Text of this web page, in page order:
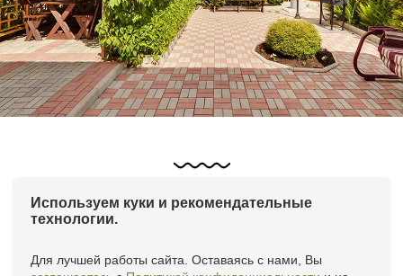
Номера и цены
Контакты
Используем куки и рекомендательные
технологии.
Для лучшей работы сайта. Оставаясь с нами, Вы